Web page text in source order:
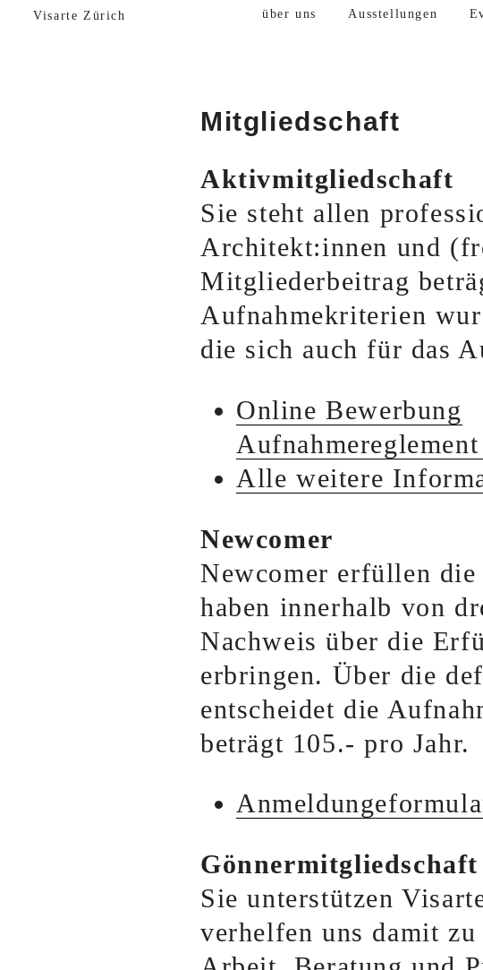
Visarte Zürich über uns Ausstellungen
Mitgliedschaft
Aktivmitgliedschaft
Sie steht allen
Architekt:innen und
Mitgliederbeitrag
Aufnahmekriterien
die sich auch für das
Online Bewerbung
Alle weitere
Newcomer
Newcomer erfüllen
haben innerhalb von
Nachweis über die
erbringen. Über die
entscheidet die
beträgt 105.- pro Jahr.
Gönnermitgliedschaft
Sie unterstützen
verhelfen uns damit